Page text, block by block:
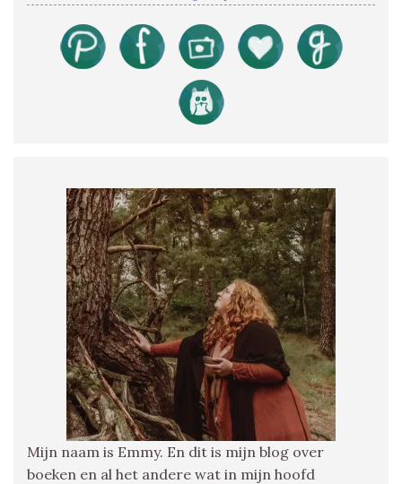
Mijn naam is Emmy. En dit is mijn blog over
boeken en al het andere wat in mijn hoofd